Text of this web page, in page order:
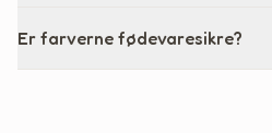
Er farverne fødevaresikre?